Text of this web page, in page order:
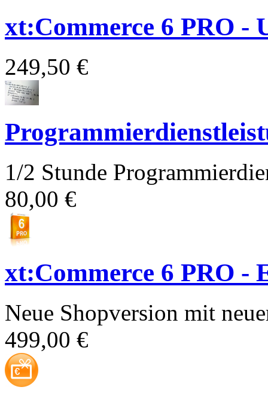
xt:Commerce 6 PRO -
249,50 €
1/2 Stunde
80,00 €
xt:Commerce 6 PRO -
Neue Shopversion mit
499,00 €